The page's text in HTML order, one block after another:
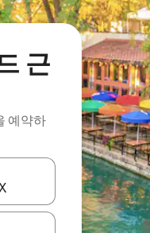
근
예약하
터치 또는 스와이프 동작으